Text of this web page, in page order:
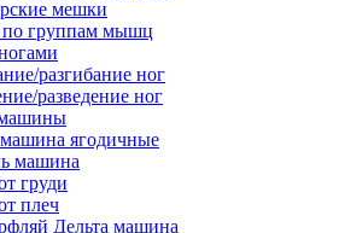
мешки
группам мышц
разгибание ног
разведение ног
ягодичные
машина
груди
плеч
Дельта машина